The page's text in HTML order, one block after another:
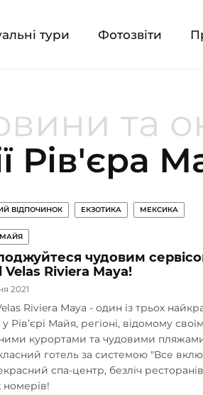
тури Фотозвіти
та
Рів'єра
ВІДПОЧИНОК ЕКЗОТИКА МЕКСИКА
МАЙЯ
чудовим
Velas Riviera Maya!
2021
Riviera Maya - один із трьох
у Рів’єрі Майя, регіоні, відомому
курортами та чудовими
готель за системою "Все
спа-центр, безліч
номерів!